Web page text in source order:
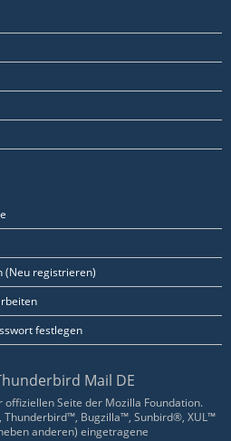
(Neu registrieren)
festlegen
Mail DE
offiziellen Seite der Mozilla Foundation.
Bugzilla™, Sunbird®, XUL™
anderen) eingetragene